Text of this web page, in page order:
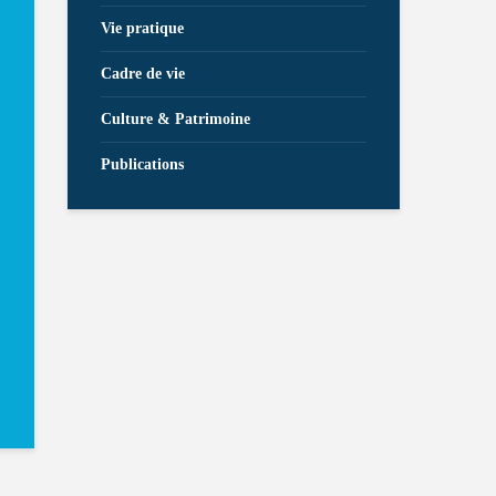
Vie pratique
Cadre de vie
Culture & Patrimoine
Publications